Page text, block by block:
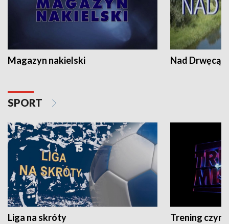
Magazyn nakielski Nad Drwęcą
SPORT
Liga na skróty Trening czyni